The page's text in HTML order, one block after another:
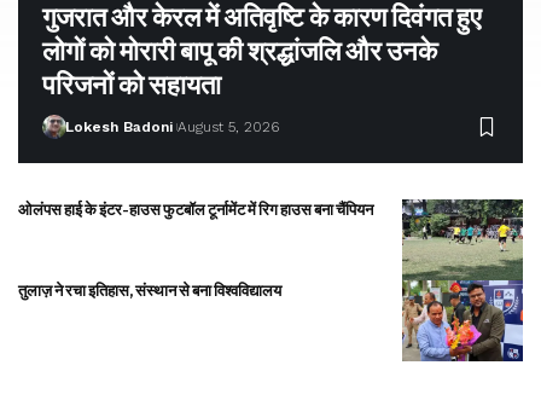
गुजरात और केरल में अतिवृष्टि के कारण दिवंगत हुए
लोगों को मोरारी बापू की श्रद्धांजलि और उनके
परिजनों को सहायता
Lokesh Badoni August 5, 2026
ओलंपस हाई के इंटर-हाउस फुटबॉल टूर्नामेंट में रिग हाउस बना चैंपियन
तुलाज़ ने रचा इतिहास, संस्थान से बना विश्वविद्यालय